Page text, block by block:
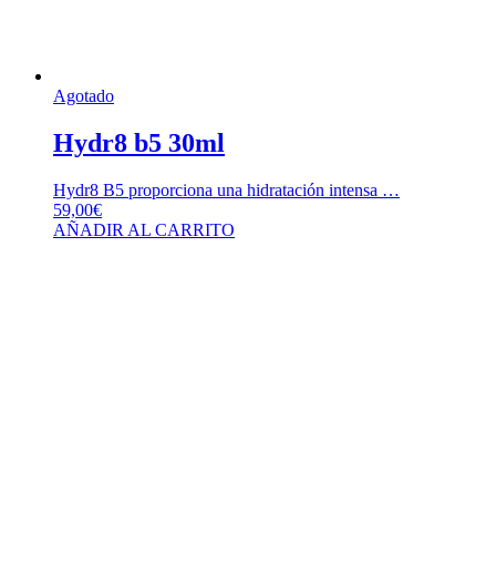
Agotado
Hydr8 b5 30ml
Hydr8 B5 proporciona una hidratación intensa …
59,00€
AÑADIR AL CARRITO